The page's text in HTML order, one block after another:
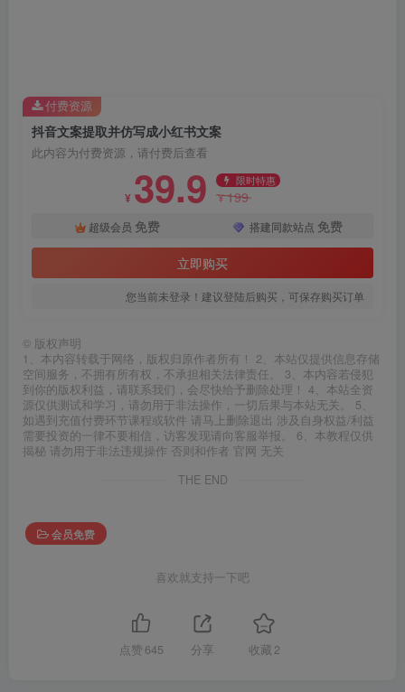
抖音文案提取并仿写成小红书文案
此内容为付费资源，请付费后查看
¥ 39.9 限时特惠
¥199
超级会员 免费 搭建同款站点 免费
立即购买
您当前未登录！建议登陆后购买，可保存购买订单
付费资源
© 版权声明
1、本内容转载于网络，版权归原作者所有！ 2、本站仅提供信息存储
空间服务，不拥有所有权，不承担相关法律责任。 3、本内容若侵犯
到你的版权利益，请联系我们，会尽快给予删除处理！ 4、本站全资
源仅供测试和学习，请勿用于非法操作，一切后果与本站无关。 5、
如遇到充值付费环节课程或软件 请马上删除退出 涉及自身权益/利益
需要投资的一律不要相信，访客发现请向客服举报。 6、本教程仅供
揭秘 请勿用于非法违规操作 否则和作者 官网 无关
THE END
会员免费
喜欢就支持一下吧
点赞 645 分享 收藏 2